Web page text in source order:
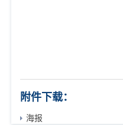
附件下载：
海报